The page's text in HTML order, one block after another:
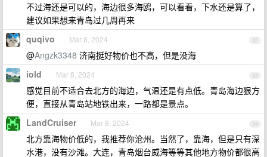
不过海还是可以的，海边很多海鸥，可以看看，下水还是算了，
建议如果想来青岛过几周再来
32
quqivo Mar 8, 2024
@Angzk3348 济南挺好物价也不高，但是没海
33
iold Mar 8, 2024
感觉目前不适合去北方的海边，气温还是有点低。青岛海边狠方
便，直接从青岛站地铁出来，一路都是景点。
34
LandCruiser Mar 8, 2024
北方靠海物价低的，我推荐你沧州。当然了，靠海，但是只有深
水港，没有沙滩。大连，青岛烟台威海等等其他地方物价都很高